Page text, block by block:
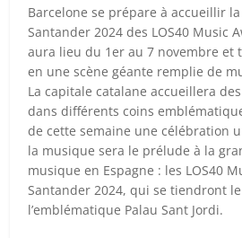
Barcelone se prépare à accueillir
Santander 2024 des LOS40 Music
aura lieu du 1er au 7 novembre et
en une scène géante remplie de
La capitale catalane accueillera
dans différents coins
de cette semaine une célébration
la musique sera le prélude à la
musique en Espagne : les LOS40
Santander 2024, qui se tiendront
l’emblématique Palau Sant Jordi.